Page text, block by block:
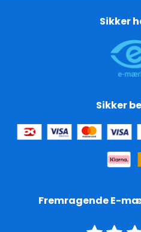
Sikker
Sikker
Fremragende E-